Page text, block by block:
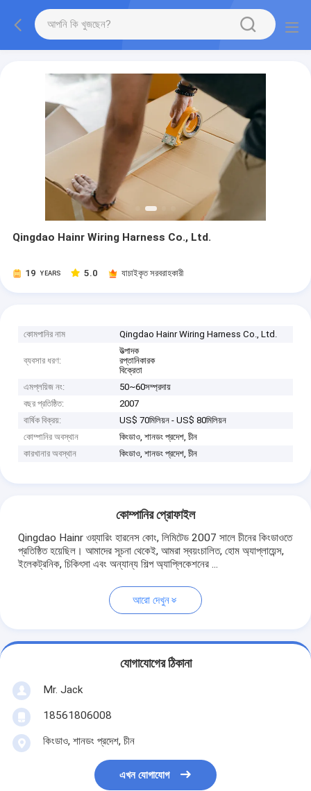
Qingdao Hainr Wiring Harness Co., Ltd.
19 YEARS 5.0 যাচাইকৃত সরবরাহকারী
কোমপানির নাম Qingdao Hainr Wiring Harness Co., Ltd.
ব্যবসার ধরণ:
উত্পাদক
রপ্তানিকারক
বিক্রেতা
এমপ্লয়িজ নং:
50~60সম্প্রদায়
বছর প্রতিষ্ঠিত:
2007
বার্ষিক বিক্রয়:
US$ 70মিলিয়ন - US$ 80মিলিয়ন
কোম্পানির অবস্থান
কিংডাও, শানডং প্রদেশ, চীন
কারখানার অবস্থান
কিংডাও, শানডং প্রদেশ, চীন
কোম্পানির প্রোফাইল
Qingdao Hainr ওয়্যারিং হারনেস কোং, লিমিটেড 2007 সালে চীনের কিংডাওতে
প্রতিষ্ঠিত হয়েছিল। আমাদের সূচনা থেকেই, আমরা স্বয়ংচালিত, হোম অ্যাপ্লায়েন্স,
ইলেকট্রনিক, চিকিৎসা এবং অন্যান্য শিল্প অ্যাপ্লিকেশনের ...
আরো দেখুন
যোগাযোগের ঠিকানা
Mr. Jack
18561806008
কিংডাও, শানডং প্রদেশ, চীন
এখন যোগাযোগ